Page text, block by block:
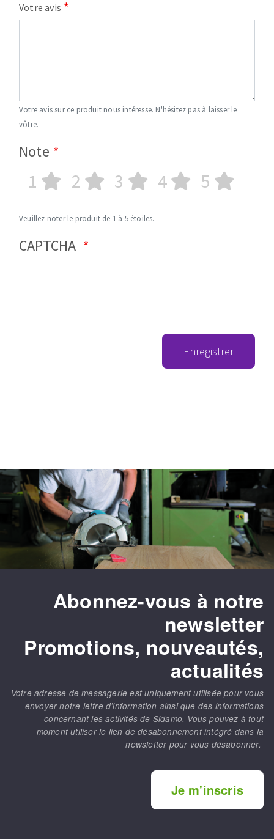
Votre avis
Votre avis sur ce produit nous intéresse. N'hésitez pas à laisser le
vôtre.
Note
1 2 3 4 5
Veuillez noter le produit de 1 à 5 étoiles.
CAPTCHA
Enregistrer
Abonnez-vous à notre
newsletter
Promotions, nouveautés,
actualités
Votre adresse de messagerie est uniquement utilisée pour vous
envoyer notre lettre d’information ainsi que des informations
concernant les activités de Sidamo. Vous pouvez à tout
moment utiliser le lien de désabonnement intégré dans la
newsletter pour vous désabonner.
Je m'inscris